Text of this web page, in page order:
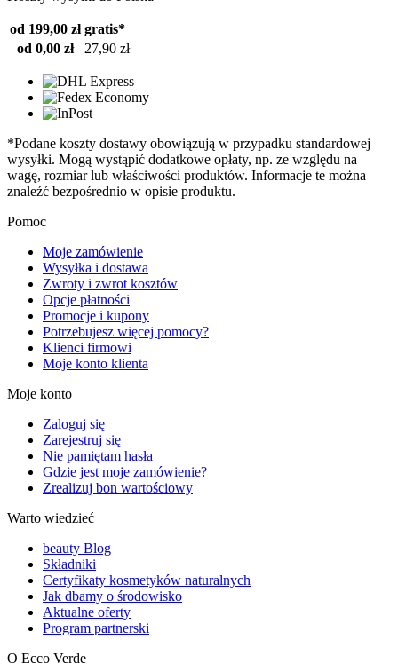
od 199,00 zł gratis*
od 0,00 zł
27,90 zł
*Podane koszty dostawy obowiązują w przypadku standardowej
wysyłki. Mogą wystąpić dodatkowe opłaty, np. ze względu na
wagę, rozmiar lub właściwości produktów. Informacje te można
znaleźć bezpośrednio w opisie produktu.
Pomoc
Moje zamówienie
Wysyłka i dostawa
Zwroty i zwrot kosztów
Opcje płatności
Promocje i kupony
Potrzebujesz więcej pomocy?
Klienci firmowi
Moje konto klienta
Moje konto
Zaloguj się
Zarejestruj się
Nie pamiętam hasła
Gdzie jest moje zamówienie?
Zrealizuj bon wartościowy
Warto wiedzieć
beauty Blog
Składniki
Certyfikaty kosmetyków naturalnych
Jak dbamy o środowisko
Aktualne oferty
Program partnerski
O Ecco Verde